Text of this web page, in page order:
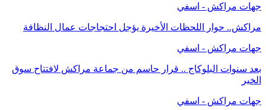
جهات مراكش - اسفي
مراكش.. حوار اللحظات الأخيرة يؤجل احتجاجات عمال النظافة
جهات مراكش - اسفي
بعد سنوات البلوكاج .. قرار حاسم من جماعة مراكش لافتتاح سوق
الخير
جهات مراكش - اسفي